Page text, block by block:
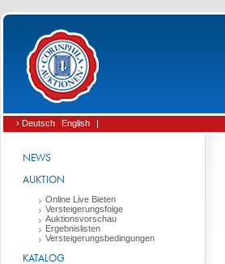
› Deutsch English |
NEWS
AUKTION
Online Live Bieten
Versteigerungsfolge
Auktionsvorschau
Ergebnislisten
Versteigerungsbedingungen
KATALOG